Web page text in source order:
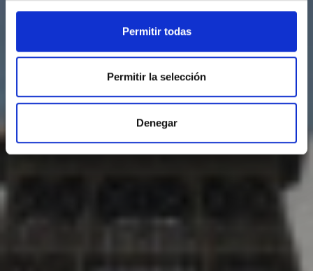
Permitir todas
Permitir la selección
Denegar